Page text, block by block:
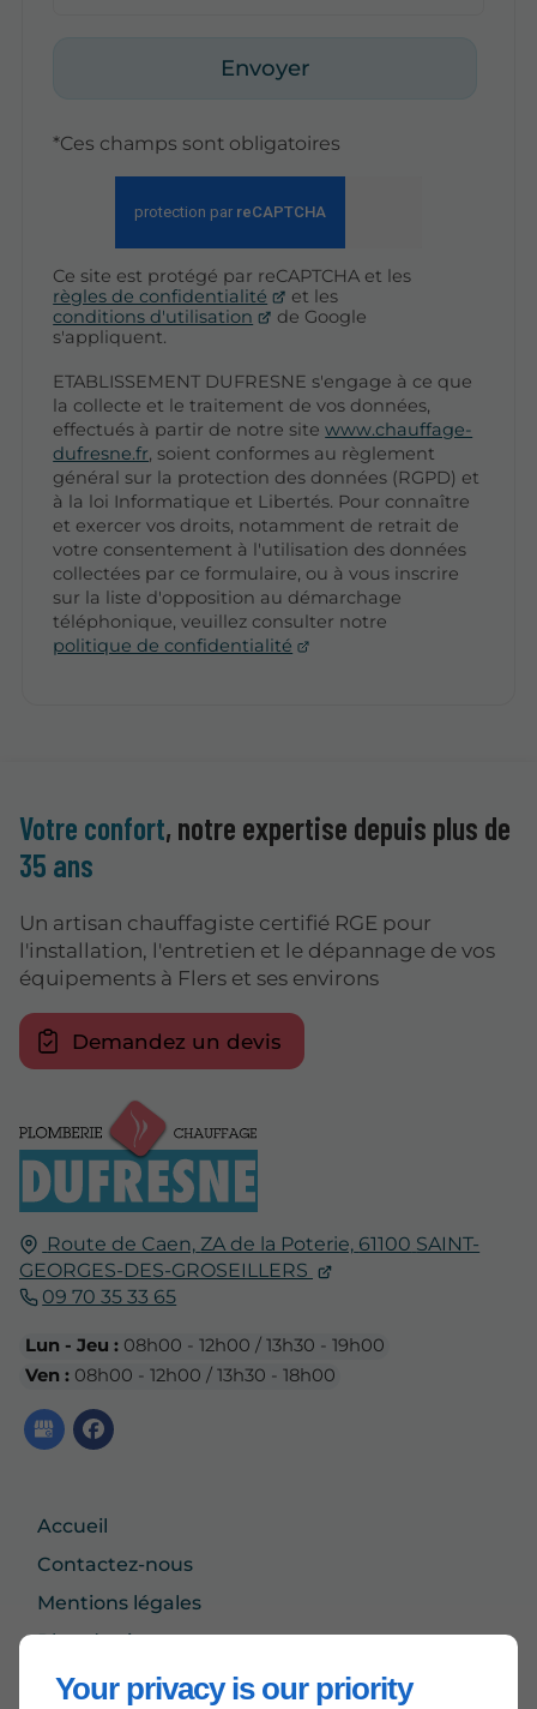
Your privacy is our priority
Envoyer
*Ces champs sont obligatoires
Ce site est protégé par reCAPTCHA et les
règles de confidentialité
et les
conditions d'utilisation
de Google
s'appliquent.
ETABLISSEMENT DUFRESNE s'engage à ce que
la collecte et le traitement de vos données,
effectués à partir de notre sitewww.chauffage-
dufresne.fr, soient conformes au règlement
général sur la protection des données (RGPD) et
à la loi Informatique et Libertés. Pour connaître
et exercer vos droits, notamment de retrait de
votre consentement à l'utilisation des données
collectées par ce formulaire, ou à vous inscrire
sur la liste d'opposition au démarchage
téléphonique, veuillez consulter notre
politique de confidentialité
Route de Caen, ZA de la Poterie, 61100 SAINT-
GEORGES-DES-GROSEILLERS
09 70 35 33 65
Lun - Jeu :08h00 - 12h00 / 13h30 - 19h00
Ven :08h00 - 12h00 / 13h30 - 18h00
Accueil
Contactez-nous
Mentions légales
Plan du site
Votre confort, notre expertise depuis plus de
35 ans
Un artisan chauffagiste certifié RGE pour
l'installation, l'entretien et le dépannage de vos
équipements à Flers et ses environs
Demandez un devis